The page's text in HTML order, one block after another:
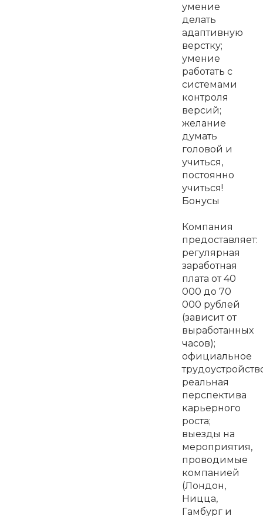
умение
делать
адаптивную
верстку;
умение
работать с
системами
контроля
версий;
желание
думать
головой и
учиться,
постоянно
учиться!
Бонусы
Компания
предоставляет:
регулярная
заработная
плата от 40
000 до 70
000 рублей
(зависит от
выработанных
часов);
официальное
реальная
перспектива
карьерного
роста;
выезды на
мероприятия,
проводимые
компанией
(Лондон,
Ницца,
Гамбург и